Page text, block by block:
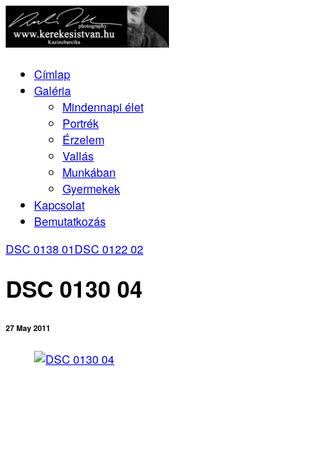
Címlap
Galéria
Mindennapi élet
Portrék
Érzelem
Vallás
Munkában
Gyermekek
Kapcsolat
Bemutatkozás
DSC 0138 01DSC 0122 02
DSC 0130 04
27 May 2011